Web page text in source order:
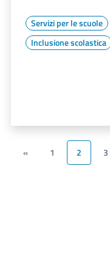
Servizi per le scuole
Inclusione scolastica
« 1 2 3